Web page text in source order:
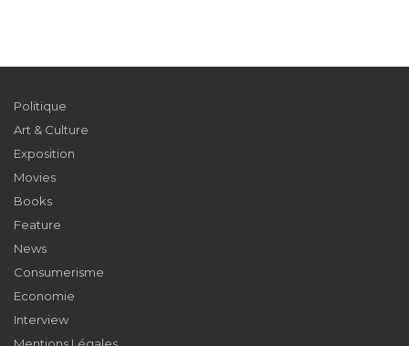
Politique
Art & Culture
Exposition
Movies
Books
Feature
News
Consumerisme
Economie
Interview